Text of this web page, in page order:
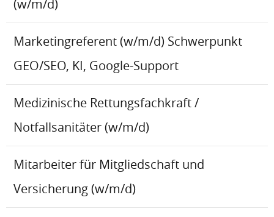
(w/m/d)
Marketingreferent (w/m/d) Schwerpunkt
GEO/SEO, KI, Google-Support
Medizinische Rettungsfachkraft /
Notfallsanitäter (w/m/d)
Mitarbeiter für Mitgliedschaft und
Versicherung (w/m/d)